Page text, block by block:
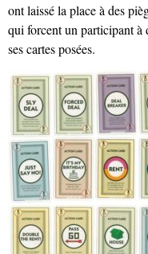
ont laissé la place à des
qui forcent un participant à
ses cartes posées.